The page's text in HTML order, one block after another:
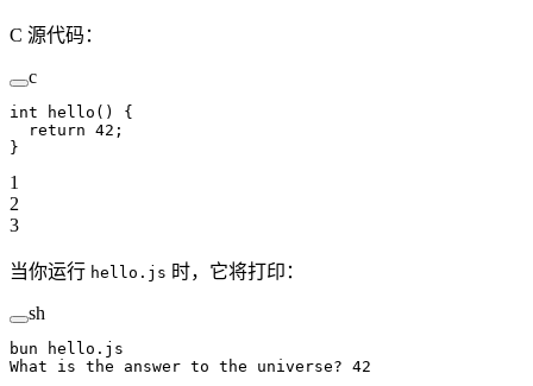
C 源代码：
c
int hello () {
  return
42 ;
}
1
2
3
当你运行 hello.js 时，它将打印：
sh
bun hello.js
What is the answer to the universe? 42